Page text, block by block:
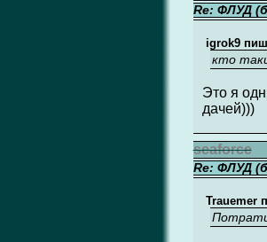
Re: ФЛУД
igrok9
кто
Это я
дачей)))
seaforce
Re: ФЛУД
Trauemer